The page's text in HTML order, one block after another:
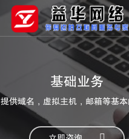
基础业务
提供域名，虚拟主机，邮箱等基